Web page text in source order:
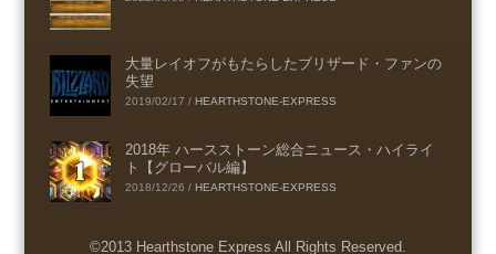
大量レイオフがもたらしたブリザード・ファンの
失望
2019/02/17 / HEARTHSTONE-EXPRESS
2018年 ハースストーン総合ニュース・ハイライ
ト【グローバル編】
2018/12/26 / HEARTHSTONE-EXPRESS
©2013 Hearthstone Express All Rights Reserved.